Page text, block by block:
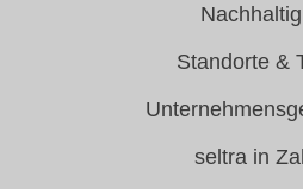
Standorte &
seltra in